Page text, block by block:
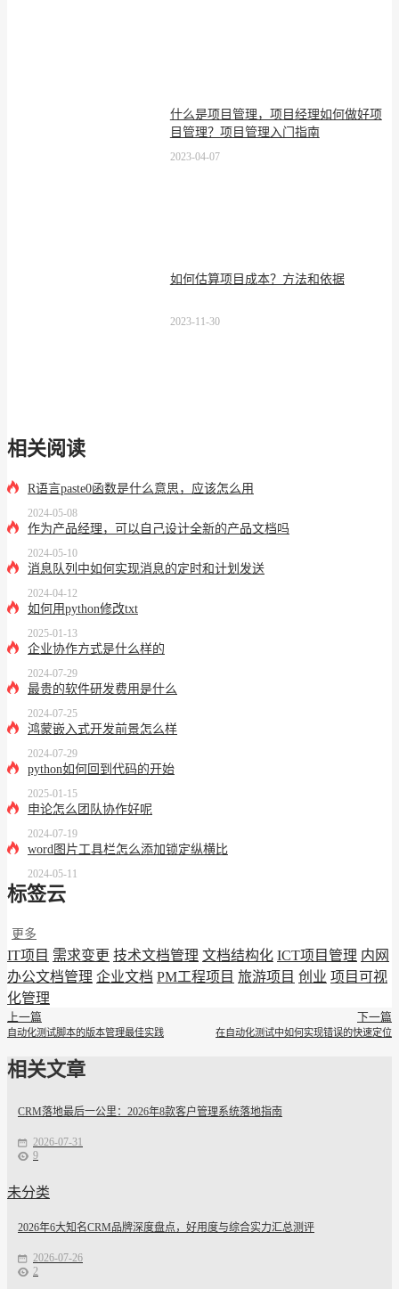
什么是项目管理，项目经理如何做好项
目管理？项目管理入门指南
2023-04-07
如何估算项目成本？方法和依据
2023-11-30
相关阅读
R语言paste0函数是什么意思，应该怎么用
2024-05-08
作为产品经理，可以自己设计全新的产品文档吗
2024-05-10
消息队列中如何实现消息的定时和计划发送
2024-04-12
如何用python修改txt
2025-01-13
企业协作方式是什么样的
2024-07-29
最贵的软件研发费用是什么
2024-07-25
鸿蒙嵌入式开发前景怎么样
2024-07-29
python如何回到代码的开始
2025-01-15
申论怎么团队协作好呢
2024-07-19
word图片工具栏怎么添加锁定纵横比
2024-05-11
标签云
更多
IT项目 需求变更 技术文档管理 文档结构化 ICT项目管理 内网
办公文档管理 企业文档 PM工程项目 旅游项目 创业 项目可视
化管理
上一篇
自动化测试脚本的版本管理最佳实践
下一篇
在自动化测试中如何实现错误的快速定位
相关文章
CRM落地最后一公里：2026年8款客户管理系统落地指南
2026-07-31
9
未分类
2026年6大知名CRM品牌深度盘点，好用度与综合实力汇总测评
2026-07-26
2